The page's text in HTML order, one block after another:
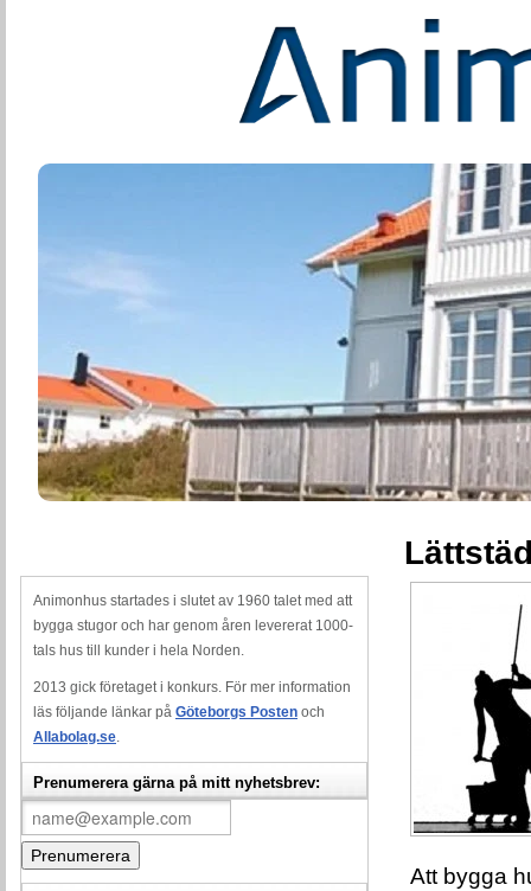
Animonhus startades i slutet av 1960 talet med att
bygga stugor och har genom åren levererat 1000-
tals hus till kunder i hela Norden.
2013 gick företaget i konkurs. För mer information
läs följande länkar på Göteborgs Posten och
Allabolag.se
Prenumerera gärna på mitt nyhetsbrev:
Att bygga